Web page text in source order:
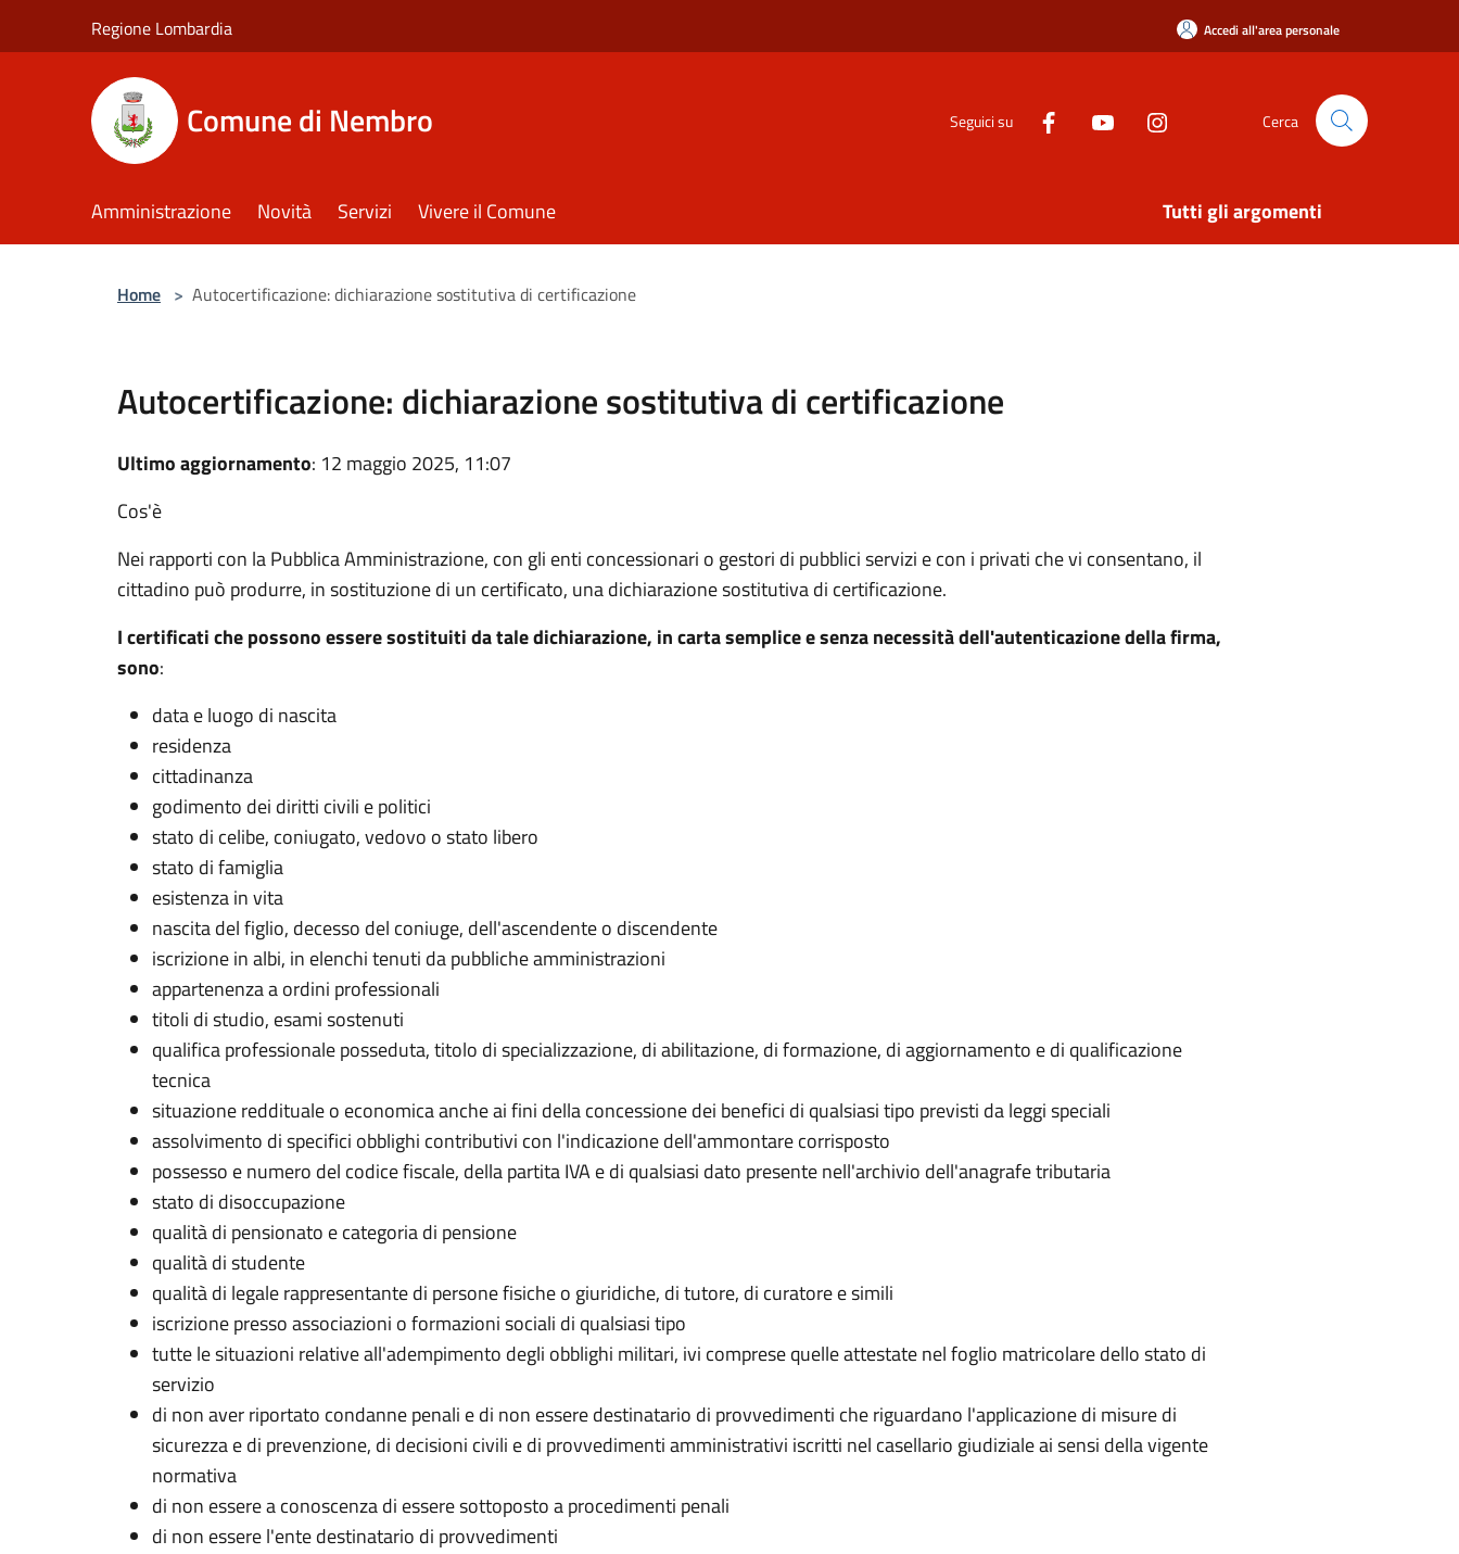
Regione Lombardia Accedi all'area personale
Comune di Nembro Seguici su Cerca
Amministrazione Novità Servizi Vivere il Comune Tutti gli argomenti
Home > Autocertificazione: dichiarazione sostitutiva di certificazione
Autocertificazione: dichiarazione sostitutiva di certificazione
Ultimo aggiornamento: 12 maggio 2025, 11:07
Cos'è
Nei rapporti con la Pubblica Amministrazione, con gli enti concessionari o gestori di pubblici servizi e con i privati che vi consentano, il
cittadino può produrre, in sostituzione di un certificato, una dichiarazione sostitutiva di certificazione.
I certificati che possono essere sostituiti da tale dichiarazione, in carta semplice e senza necessità dell'autenticazione della firma,
sono:
data e luogo di nascita
residenza
cittadinanza
godimento dei diritti civili e politici
stato di celibe, coniugato, vedovo o stato libero
stato di famiglia
esistenza in vita
nascita del figlio, decesso del coniuge, dell'ascendente o discendente
iscrizione in albi, in elenchi tenuti da pubbliche amministrazioni
appartenenza a ordini professionali
titoli di studio, esami sostenuti
qualifica professionale posseduta, titolo di specializzazione, di abilitazione, di formazione, di aggiornamento e di qualificazione
tecnica
situazione reddituale o economica anche ai fini della concessione dei benefici di qualsiasi tipo previsti da leggi speciali
assolvimento di specifici obblighi contributivi con l'indicazione dell'ammontare corrisposto
possesso e numero del codice fiscale, della partita IVA e di qualsiasi dato presente nell'archivio dell'anagrafe tributaria
stato di disoccupazione
qualità di pensionato e categoria di pensione
qualità di studente
qualità di legale rappresentante di persone fisiche o giuridiche, di tutore, di curatore e simili
iscrizione presso associazioni o formazioni sociali di qualsiasi tipo
tutte le situazioni relative all'adempimento degli obblighi militari, ivi comprese quelle attestate nel foglio matricolare dello stato di
servizio
di non aver riportato condanne penali e di non essere destinatario di provvedimenti che riguardano l'applicazione di misure di
sicurezza e di prevenzione, di decisioni civili e di provvedimenti amministrativi iscritti nel casellario giudiziale ai sensi della vigente
normativa
di non essere a conoscenza di essere sottoposto a procedimenti penali
di non essere l'ente destinatario di provvedimenti